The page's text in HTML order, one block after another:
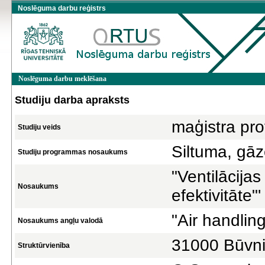
Noslēguma darbu reģistrs
Noslēguma darbu meklēšana
Studiju darba apraksts
Studiju veids maģistra
Studiju programmas nosaukums Siltuma,
Nosaukums
efektivitāte"'
Nosaukums angļu valodā "Air
Struktūrvienība
31000